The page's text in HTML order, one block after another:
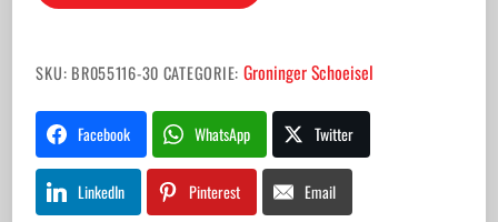
SKU: BR055116-30 CATEGORIE: Groninger Schoeisel
Facebook WhatsApp Twitter
LinkedIn Pinterest Email